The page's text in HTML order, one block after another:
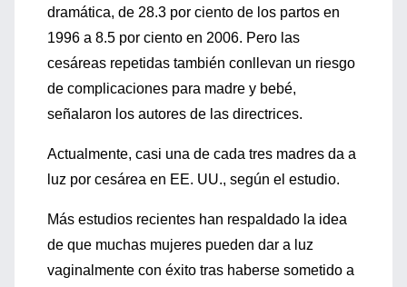
dramática, de 28.3 por ciento de los partos en
1996 a 8.5 por ciento en 2006. Pero las
cesáreas repetidas también conllevan un riesgo
de complicaciones para madre y bebé,
señalaron los autores de las directrices.
Actualmente, casi una de cada tres madres da a
luz por cesárea en EE. UU., según el estudio.
Más estudios recientes han respaldado la idea
de que muchas mujeres pueden dar a luz
vaginalmente con éxito tras haberse sometido a